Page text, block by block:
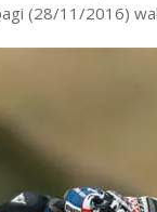
(28/11/2016)